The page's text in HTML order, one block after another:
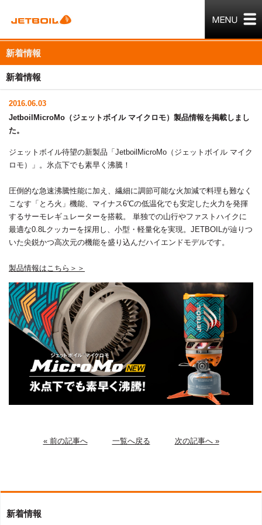
新着情報
新着情報
2016.06.03
JetboilMicroMo（ジェットボイル マイクロモ）製品情報を掲載しまし
た。
ジェットボイル待望の新製品「JetboilMicroMo（ジェットボイル マイク
ロモ）」。氷点下でも素早く沸騰！
圧倒的な急速沸騰性能に加え、繊細に調節可能な火加減で料理も難なく
こなす「とろ火」機能、マイナス6℃の低温化でも安定した火力を発揮
するサーモレギュレーターを搭載。 単独での山行やファストハイクに
最適な0.8Lクッカーを採用し、小型・軽量化を実現。JETBOILが辿りつ
いた尖鋭かつ高次元の機能を盛り込んだハイエンドモデルです。
製品情報はこちら＞＞
« 前の記事へ 一覧へ戻る 次の記事へ »
新着情報